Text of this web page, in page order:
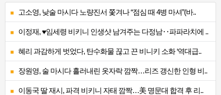
고소영, 낮술 마시다 노량진서 쫓겨나 “점심 때 4병 마셔”(바..
이정재, ♥임세령 비키니 인생샷 남겨주는 다정남‥파파라치에 ..
혜리 과감하게 벗었다, 탄수화물 끊고 끈 비니키 소화 ‘역대급..
장원영, 술 마시다 흘러내린 옷자락 깜짝…리즈 갱신한 인형 비..
이동국 딸 재시, 파격 비키니 자태 깜짝…美 명문대 합격 후 리..